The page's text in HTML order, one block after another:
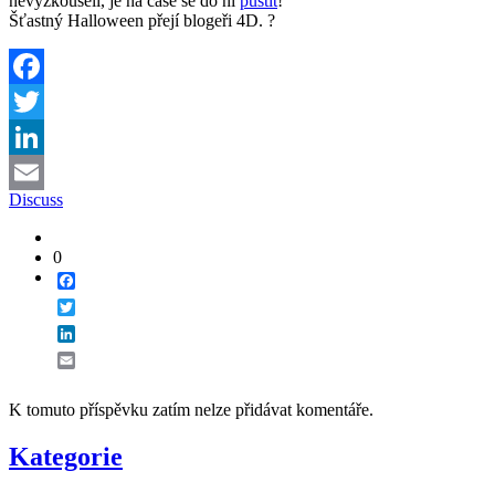
Šťastný Halloween přejí blogeři 4D. ?
Facebook
Twitter
LinkedIn
Email
Discuss
0
K tomuto příspěvku zatím nelze přidávat komentáře.
Kategorie